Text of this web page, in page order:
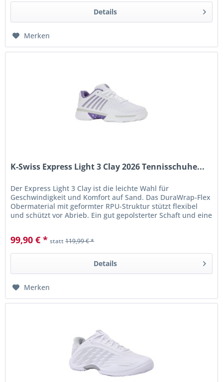
Details
Merken
K-Swiss Express Light 3 Clay 2026 Tennisschuhe...
Der Express Light 3 Clay ist die leichte Wahl für
Geschwindigkeit und Komfort auf Sand. Das DuraWrap-Flex
Obermaterial mit geformter RPU-Struktur stützt flexibel
und schützt vor Abrieb. Ein gut gepolsterter Schaft und eine
99,90 € * statt119,99 € *
Details
Merken